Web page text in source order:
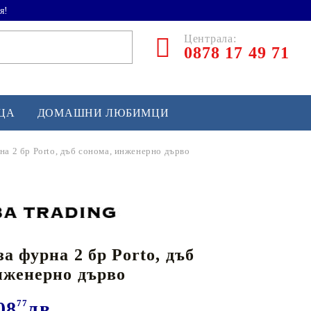
Централа:
0878 17 49 71
и софтбол
и лакрос
спортно оборудване
ДОМАШНИ ЛЮБИМЦИ
2 бр Porto, дъб сонома, инженерно дърво
фурна 2 бр Porto, дъб
дърво
77